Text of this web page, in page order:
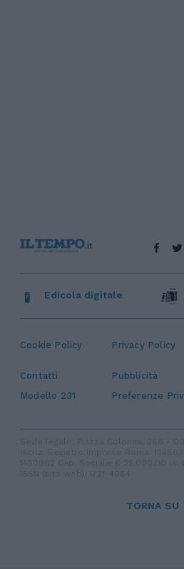
Cookie Policy Privacy Policy
Contatti Pubblicità
Modello 231
Preferenze
Edicola digitale
TORNA SU